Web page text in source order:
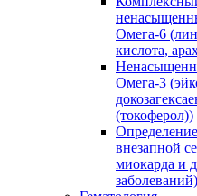
Омега-6
кислота,
Омега-3
(токоферол))
внезапной
миокарда и
заболеваний)